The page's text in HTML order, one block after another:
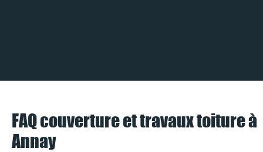
FAQ couverture et travaux toiture à
Annay